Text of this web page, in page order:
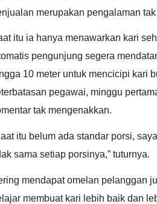
merupakan pengalaman
itu ia hanya menawarkan kari
pengunjung segera
10 meter untuk mencicipi kari
pegawai, minggu
tak mengenakkan.
itu belum ada standar porsi,
sama setiap porsinya,” tuturnya.
mendapat omelan pelanggan
membuat kari lebih baik dan